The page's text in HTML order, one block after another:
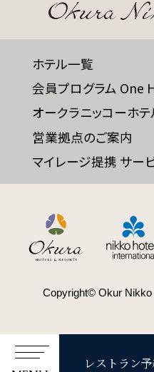
レストラン
ホテル一覧
会員プログラム One
オークラニッコーホ
営業拠点のご案内
マイレージ提携 サー
Copyright© Okur Nikko